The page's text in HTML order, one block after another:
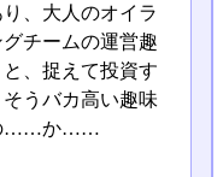
、大人のオイラ
チームの運営趣
、捉えて投資す
うバカ高い趣味
……か……